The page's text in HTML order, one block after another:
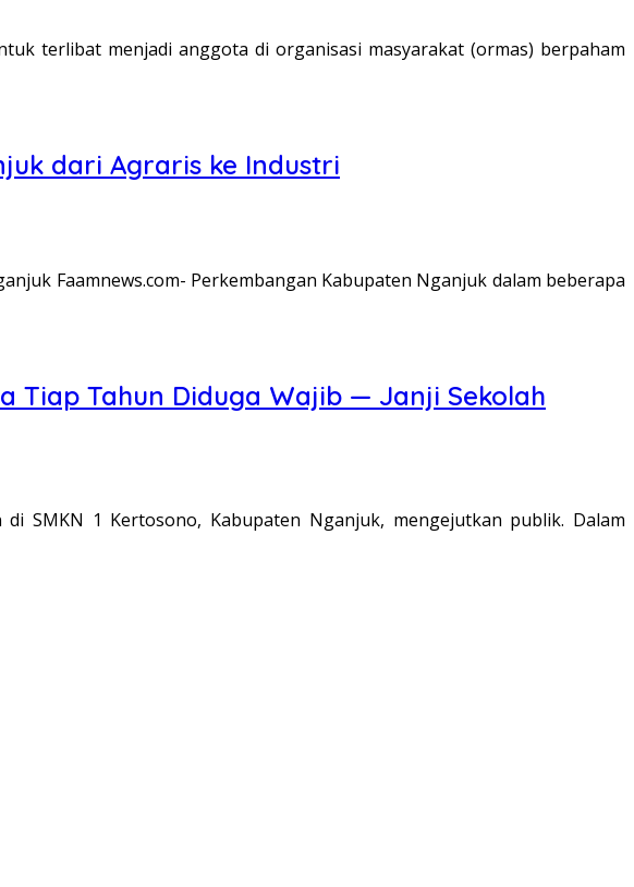
terlibat menjadi anggota di organisasi masyarakat (ormas) berpaham
dari Agraris ke Industri
Faamnews.com- Perkembangan Kabupaten Nganjuk dalam beberapa
Tiap Tahun Diduga Wajib — Janji Sekolah
SMKN 1 Kertosono, Kabupaten Nganjuk, mengejutkan publik. Dalam